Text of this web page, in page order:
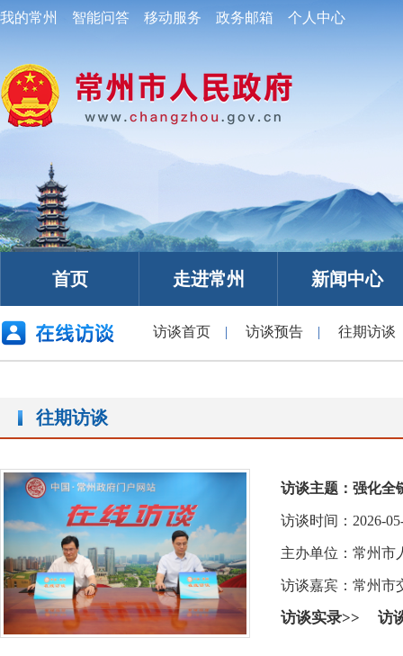
我的常州 智能问答 移动服务 政务邮箱 个人中心
首页 走进常州 新闻中心
访谈首页 | 访谈预告 | 往期访谈
往期访谈
访谈主题： 强化全
访谈时间：2026-
主办单位：常州市
访谈嘉宾： 常州市
访谈实录>> 访